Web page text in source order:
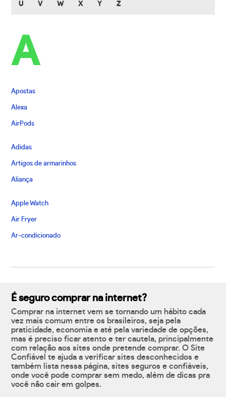
U V W X Y Z
A
Apostas
Alexa
AirPods
Adidas
Artigos de armarinhos
Aliança
Apple Watch
Air Fryer
Ar-condicionado
É seguro comprar na internet?
Comprar na internet vem se tornando um hábito cada
vez mais comum entre os brasileiros, seja pela
praticidade, economia e até pela variedade de opções,
mas é preciso ficar atento e ter cautela, principalmente
com relação aos sites onde pretende comprar. O Site
Confiável te ajuda a verificar sites desconhecidos e
também lista nessa página, sites seguros e confiáveis,
onde você pode comprar sem medo, além de dicas pra
você não cair em golpes.